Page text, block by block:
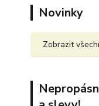
Novinky
Zobrazit